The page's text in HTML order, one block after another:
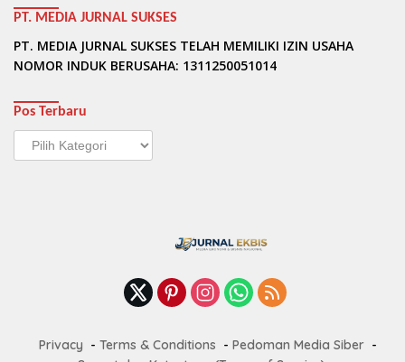
PT. MEDIA JURNAL SUKSES
PT. MEDIA JURNAL SUKSES TELAH MEMILIKI IZIN USAHA
NOMOR INDUK BERUSAHA: 1311250051014
Pos Terbaru
Pos
Terbaru
Privacy Terms & Conditions
Pedoman Media Siber